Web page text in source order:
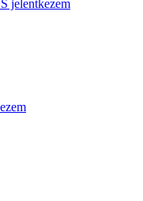
jelentkezem